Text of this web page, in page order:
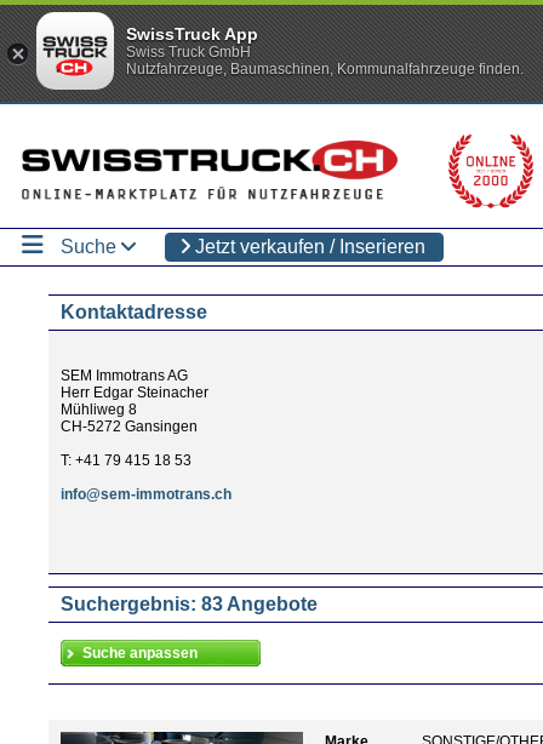
Suche Jetzt verkaufen / Inserieren
Kontaktadresse
SEM Immotrans AG
Herr Edgar Steinacher
Mühliweg 8
CH-5272 Gansingen
T: +41 79 415 18 53
info@sem-immotrans.ch
Suchergebnis: 83 Angebote
SwissTruck App
Swiss Truck GmbH
Nutzfahrzeuge, Baumaschinen, Kommunalfahrzeuge finden.